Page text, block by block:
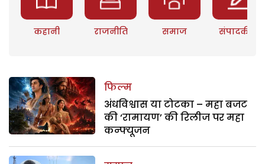
कहानी राजनीति समाज संपादकीय
फिल्म
अंधविश्वास या टोटका – महा बजट
की ‘रामायण’ की रिलीज पर महा
कन्फ्यूजन